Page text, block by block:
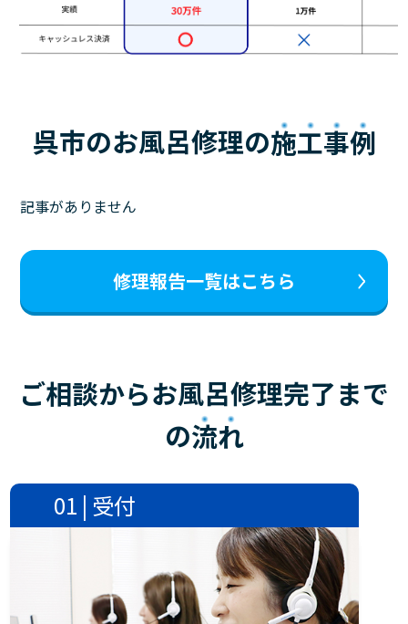
呉市のお風呂修理の施工事例
記事がありません
修理報告一覧はこちら
ご相談からお風呂修理完了まで
の流れ
01 | 受付